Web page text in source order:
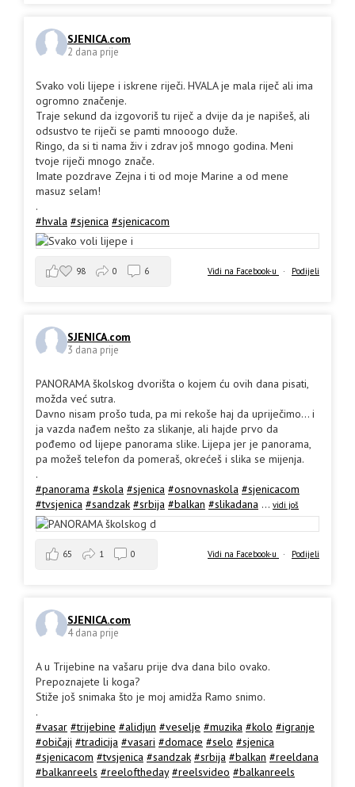
SJENICA.com
2 dana prije
Svako voli lijepe i iskrene riječi. HVALA je mala riječ ali ima
ogromno značenje.
Traje sekund da izgovoriš tu riječ a dvije da je napišeš, ali
odsustvo te riječi se pamti mnooogo duže.
Ringo, da si ti nama živ i zdrav još mnogo godina. Meni
tvoje riječi mnogo znače.
Imate pozdrave Zejna i ti od moje Marine a od mene
masuz selam!
.
#hvala #sjenica #sjenicacom
Vidi na Facebook-u · Podijeli
98 0 6
SJENICA.com
3 dana prije
PANORAMA školskog dvorišta o kojem ću ovih dana pisati,
možda već sutra.
Davno nisam prošo tuda, pa mi rekoše haj da upriječimo... i
ja vazda nađem nešto za slikanje, ali hajde prvo da
pođemo od lijepe panorama slike. Lijepa jer je panorama,
pa možeš telefon da pomeraš, okrećeš i slika se mijenja.
.
#panorama #skola #sjenica #osnovnaskola #sjenicacom
#tvsjenica #sandzak #srbija #balkan #slikadana ... vidi još
Vidi na Facebook-u · Podijeli
65 1 0
SJENICA.com
4 dana prije
A u Trijebine na vašaru prije dva dana bilo ovako.
Prepoznajete li koga?
Stiže još snimaka što je moj amidža Ramo snimo.
.
#vasar #trijebine #alidjun #veselje #muzika #kolo #igranje
#običaji #tradicija #vasari #domace #selo #sjenica
#sjenicacom #tvsjenica #sandzak #srbija #balkan #reeldana
#balkanreels #reeloftheday #reelsvideo #balkanreels